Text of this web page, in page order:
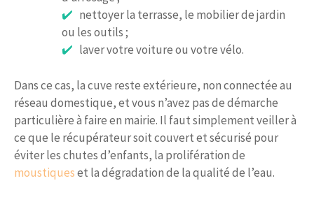
nettoyer la terrasse, le mobilier de jardin
ou les outils ;
laver votre voiture ou votre vélo.
Dans ce cas, la cuve reste extérieure, non connectée au
réseau domestique, et vous n’avez pas de démarche
particulière à faire en mairie. Il faut simplement veiller à
ce que le récupérateur soit couvert et sécurisé pour
éviter les chutes d’enfants, la prolifération de
moustiqueset la dégradation de la qualité de l’eau.